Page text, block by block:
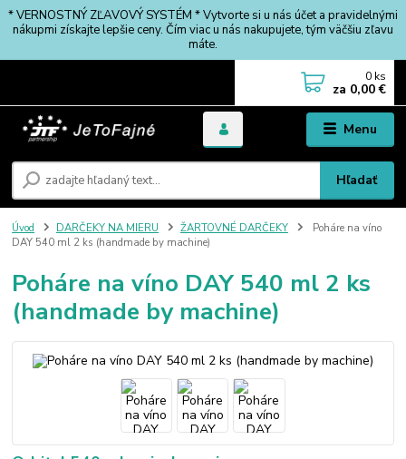
* VERNOSTNÝ ZĽAVOVÝ SYSTÉM * Vytvorte si u nás účet a pravidelnými
nákupmi získajte lepšie ceny. Čím viac u nás nakupujete, tým väčšiu zľavu
máte.
Menu
Hľadať
0 ks
za 0,00 €
Úvod DARČEKY NA MIERU ŽARTOVNÉ DARČEKY
Poháre na víno
DAY 540 ml 2 ks (handmade by machine)
Poháre na víno DAY 540 ml 2 ks
(handmade by machine)